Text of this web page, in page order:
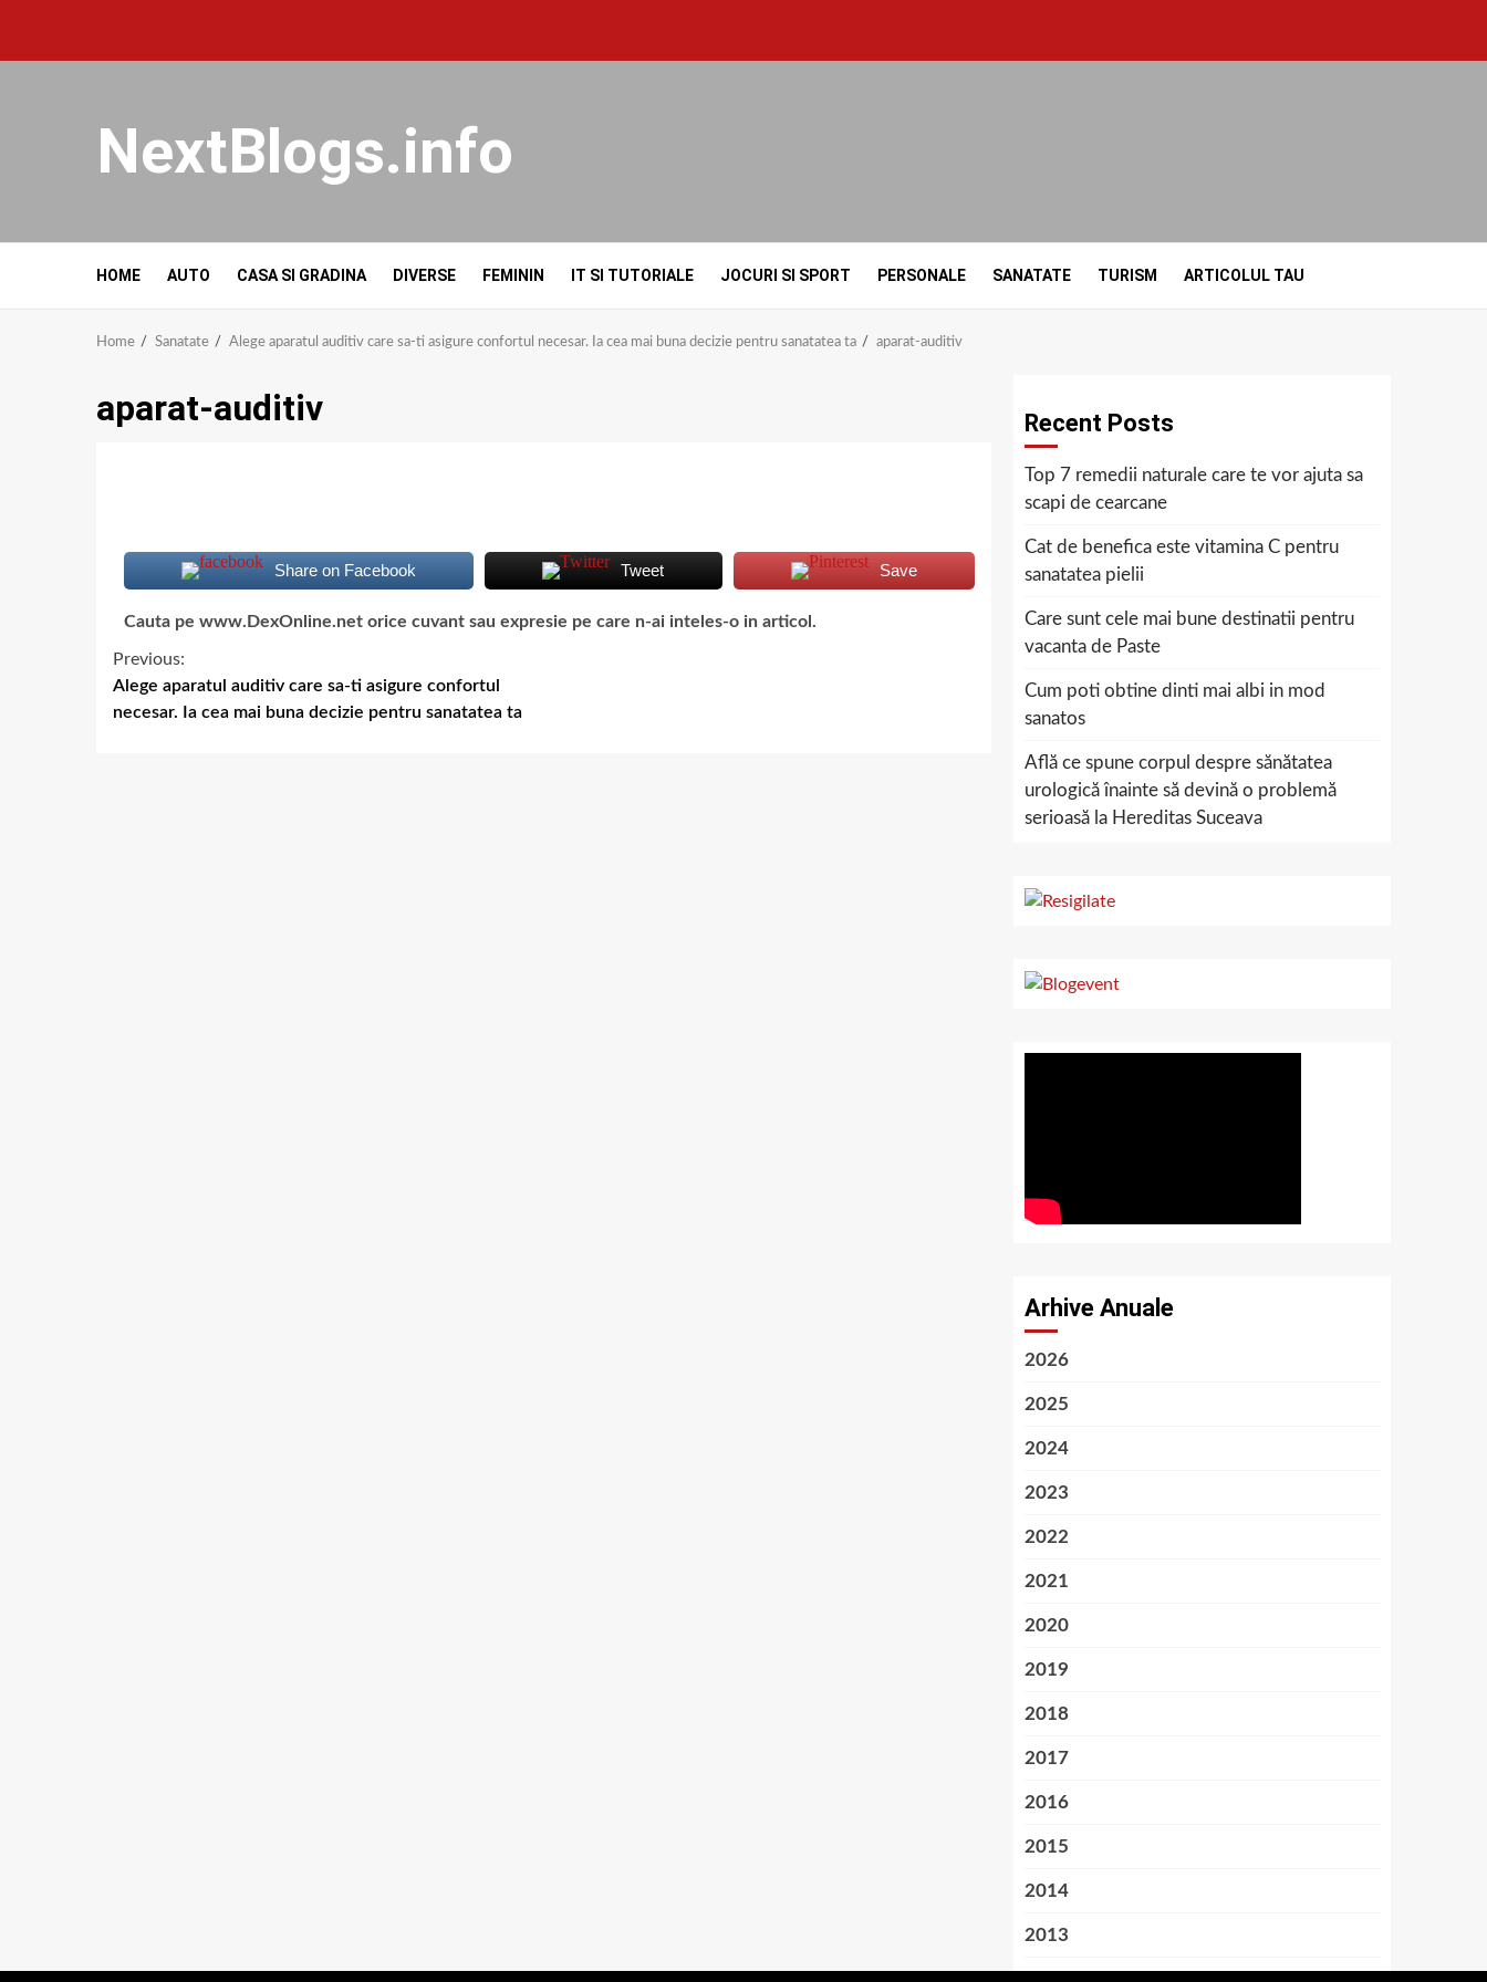
NextBlogs.info
HOME AUTO CASA SI GRADINA DIVERSE FEMININ IT SI TUTORIALE JOCURI SI SPORT PERSONALE SANATATE TURISM ARTICOLUL TAU
Home Sanatate Alege aparatul auditiv care sa-ti asigure confortul necesar. Ia cea mai buna decizie pentru sanatatea ta aparat-auditiv
aparat-auditiv
Share on Facebook Tweet Save
Cauta pe www.DexOnline.net orice cuvant sau expresie pe care n-ai inteles-o in articol.
Previous:
Alege aparatul auditiv care sa-ti asigure confortul
necesar. Ia cea mai buna decizie pentru sanatatea ta
Recent Posts
Top 7 remedii naturale care te vor ajuta sa
scapi de cearcane
Cat de benefica este vitamina C pentru
sanatatea pielii
Care sunt cele mai bune destinatii pentru
vacanta de Paste
Cum poti obtine dinti mai albi in mod
sanatos
Află ce spune corpul despre sănătatea
urologică înainte să devină o problemă
serioasă la Hereditas Suceava
Arhive Anuale
2026
2025
2024
2023
2022
2021
2020
2019
2018
2017
2016
2015
2014
2013